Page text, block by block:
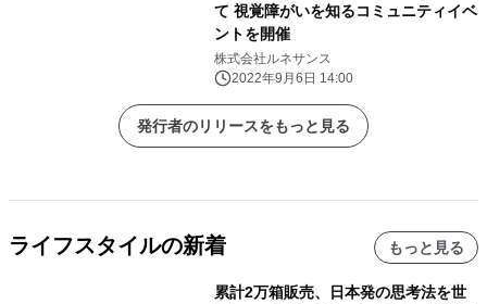
て 視覚障がいを知るコミュニティイベ
ントを開催
株式会社ルネサンス
2022年9月6日 14:00
発行者のリリースをもっと見る
ライフスタイルの新着 もっと見る
累計2万箱販売、日本発の思考法を世